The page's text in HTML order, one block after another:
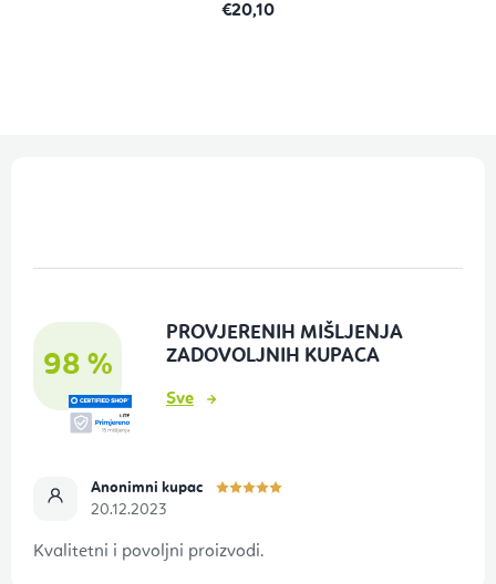
€20,10
98 %
PROVJERENIH MIŠLJENJA
ZADOVOLJNIH KUPACA
Sve
Anonimni kupac
20.12.2023
Kvalitetni i povoljni proizvodi.